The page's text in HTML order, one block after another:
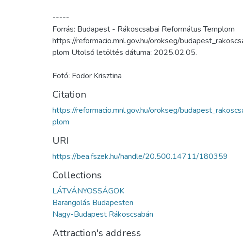
-----
Forrás: Budapest - Rákoscsabai Református Templom
https://reformacio.mnl.gov.hu/orokseg/
plom Utolsó letöltés dátuma: 2025.02.05.
Fotó: Fodor Krisztina
Citation
https://reformacio.mnl.gov.hu/orokseg/
plom
URI
https://bea.fszek.hu/handle/20.500.14711/180359
Collections
LÁTVÁNYOSSÁGOK
Barangolás Budapesten
Nagy-Budapest Rákoscsabán
Attraction's address